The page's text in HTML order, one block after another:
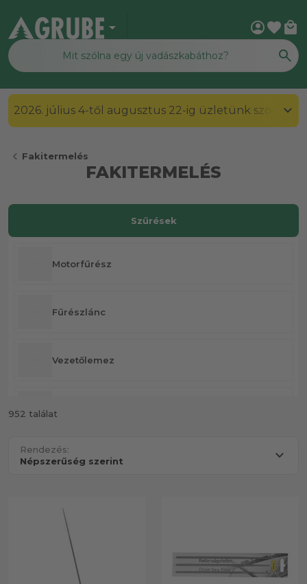
arrow_drop_down account_circlefavorite local_mall
2026. július 4-től augusztus 22-ig üzletünk
chevron_left Fakitermelés
FAKITERMELÉS
Motorfűrész
Fűrészlánc
Vezetőlemez
Döntő- és hasítóék
Capinok
952 találat
Rendezés:
Szűrések